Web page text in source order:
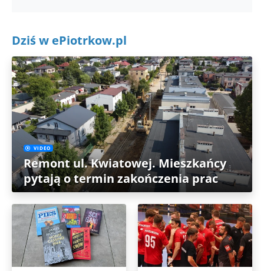
Dziś w ePiotrkow.pl
VIDEO
Remont ul. Kwiatowej. Mieszkańcy
pytają o termin zakończenia prac